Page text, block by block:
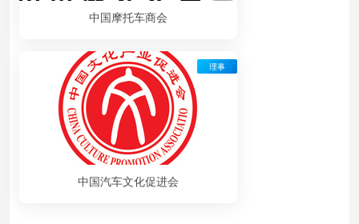
中国摩托车商会
中国汽车文化促进会
理事